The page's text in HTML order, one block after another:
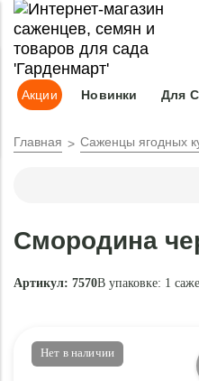
Адрес доставки:Москва
Акции Новинки Для
Главная Саженцы ягодных
Смородина
Артикул: 7570В упаковке: 1
Нет в наличии